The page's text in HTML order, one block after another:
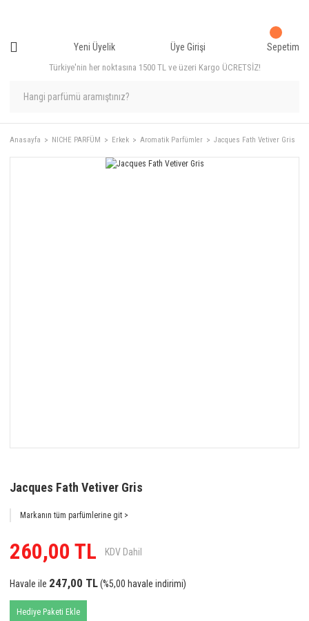
Türkiye'nin her noktasına 1500 TL ve üzeri Kargo ÜCRETSİZ!
Yeni Üyelik Üye Girişi Sepetim
Anasayfa NICHE PARFÜM Erkek Aromatik Parfümler Jacques Fath Vetiver Gris
Jacques Fath Vetiver Gris
Markanın tüm parfümlerine git >
260,00 TL KDV Dahil
Havale ile 247,00 TL(%5,00 havale indirimi)
Hediye Paketi Ekle